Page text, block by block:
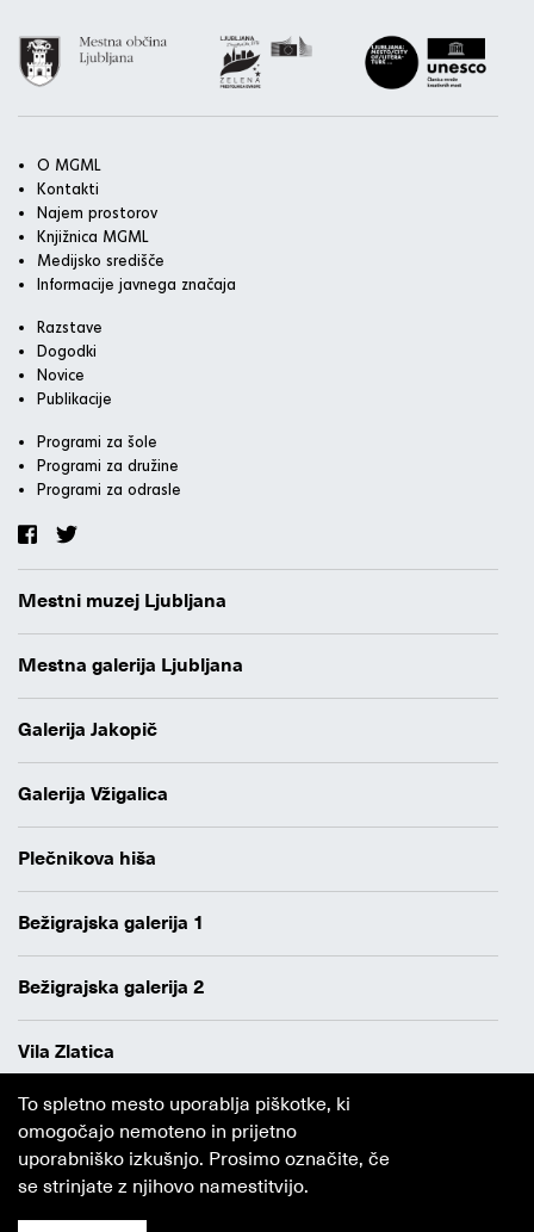
Ljubljana
O MGML
Kontakti
Najem prostorov
Knjižnica MGML
Medijsko središče
Informacije javnega značaja
Razstave
Dogodki
Novice
Publikacije
Programi za šole
Programi za družine
Programi za odrasle
Mestni muzej Ljubljana
Mestna galerija Ljubljana
Galerija Jakopič
Galerija Vžigalica
Plečnikova hiša
Bežigrajska galerija 1
Bežigrajska galerija 2
Vila Zlatica
Varstvo osebnih podatkov
Avtorji
Obvestilo o piškotkih
To spletno mesto uporablja piškotke, ki
omogočajo nemoteno in prijetno
uporabniško izkušnjo. Prosimo označite, če
se strinjate z njihovo namestitvijo.